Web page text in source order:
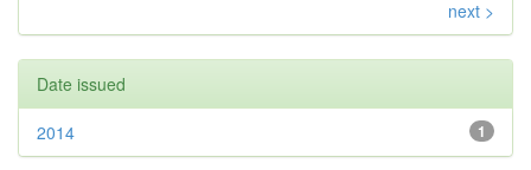
next >
Date issued
1
2014